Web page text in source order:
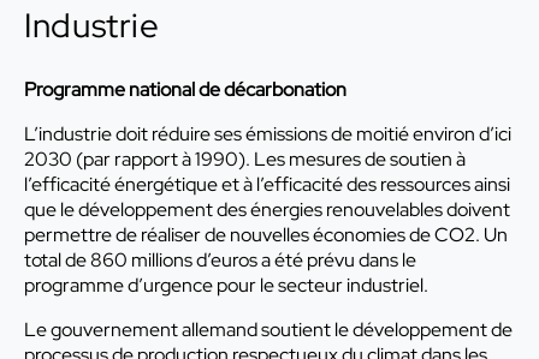
Industrie
Programme national de décarbonation
L’industrie doit réduire ses émissions de moitié environ d’ici
2030 (par rapport à 1990). Les mesures de soutien à
l’efficacité énergétique et à l’efficacité des ressources ainsi
que le développement des énergies renouvelables doivent
permettre de réaliser de nouvelles économies de CO2. Un
total de 860 millions d’euros a été prévu dans le
programme d’urgence pour le secteur industriel.
Le gouvernement allemand soutient le développement de